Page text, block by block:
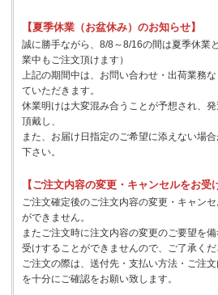
【夏季休業（お盆休み）のお知らせ】
誠に勝手ながら、8/8～8/16の間は夏季休業
業中もご注文頂けます）
上記の期間中は、お問い合わせ・出荷業務
ていただきます。
休業明けは大変混み合うことが予想され、
頂戴し、
また、お届け日指定のご希望に添えない場
下さい。
【ご注文内容の変更・キャンセルをお受
ご注文確定後のご注文内容の変更・キャン
ができません。
またご注文時に注文内容の変更のご要望を
受けすることができませんので、ご了承くだ
ご注文の際は、送付先・支払い方法・ご注文
を十分にご確認をお願い致します。